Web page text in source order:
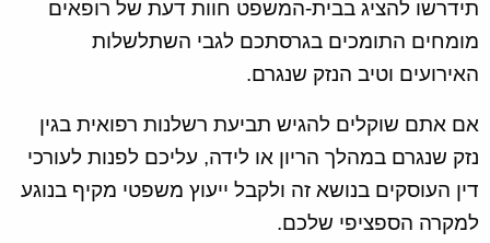
תידרשו להציג בבית-המשפט חוות דעת של רופאים
מומחים התומכים בגרסתכם לגבי השתלשלות
האירועים וטיב הנזק שנגרם.
אם אתם שוקלים להגיש תביעת רשלנות רפואית בגין
נזק שנגרם במהלך הריון או לידה, עליכם לפנות לעורכי
דין העוסקים בנושא זה ולקבל ייעוץ משפטי מקיף בנוגע
למקרה הספציפי שלכם.